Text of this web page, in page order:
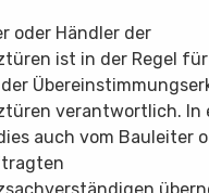
oder Händler der
ist in der Regel
verantwortlich. In
auch vom Bauleiter